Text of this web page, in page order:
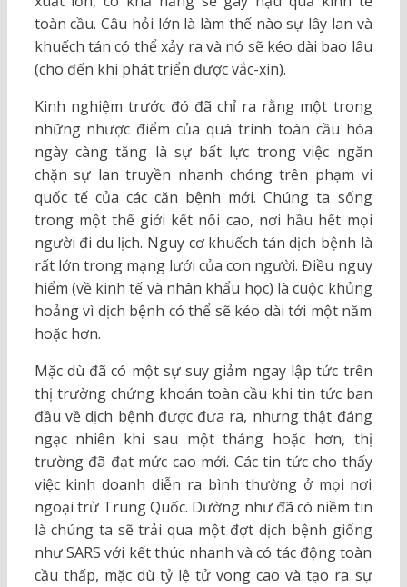
toàn cầu. Câu hỏi lớn là làm thế nào sự lây lan và
khuếch tán có thể xảy ra và nó sẽ kéo dài bao lâu
(cho đến khi phát triển được vắc-xin).
Kinh nghiệm trước đó đã chỉ ra rằng một trong
những nhược điểm của quá trình toàn cầu hóa
ngày càng tăng là sự bất lực trong việc ngăn
chặn sự lan truyền nhanh chóng trên phạm vi
quốc tế của các căn bệnh mới. Chúng ta sống
trong một thế giới kết nối cao, nơi hầu hết mọi
người đi du lịch. Nguy cơ khuếch tán dịch bệnh là
rất lớn trong mạng lưới của con người. Điều nguy
hiểm (về kinh tế và nhân khẩu học) là cuộc khủng
hoảng vì dịch bệnh có thể sẽ kéo dài tới một năm
hoặc hơn.
Mặc dù đã có một sự suy giảm ngay lập tức trên
thị trường chứng khoán toàn cầu khi tin tức ban
đầu về dịch bệnh được đưa ra, nhưng thật đáng
ngạc nhiên khi sau một tháng hoặc hơn, thị
trường đã đạt mức cao mới. Các tin tức cho thấy
việc kinh doanh diễn ra bình thường ở mọi nơi
ngoại trừ Trung Quốc. Dường như đã có niềm tin
là chúng ta sẽ trải qua một đợt dịch bệnh giống
như SARS với kết thúc nhanh và có tác động toàn
cầu thấp, mặc dù tỷ lệ tử vong cao và tạo ra sự